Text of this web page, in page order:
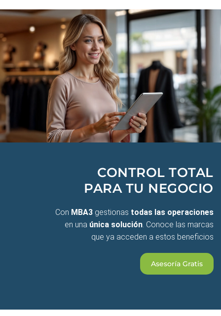
CONTROL TOTAL
PARA TU NEGOCIO
Con MBA3 gestionas todas las operaciones
en una única solución. Conoce las marcas
que ya acceden a estos beneficios
Asesoría Gratis